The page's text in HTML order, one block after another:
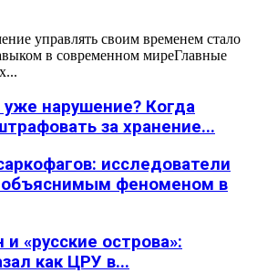
управлять своим временем стало
в современном миреГлавные
нарушение? Когда
за хранение...
исследователи
феноменом в
и «русские острова»:
как ЦРУ в...